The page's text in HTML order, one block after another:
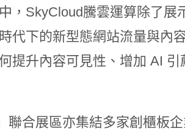
，SkyCloud騰雲運算除了
代下的新型態網站流量與內
提升內容可見性、增加 AI
聯合展區亦集結多家創櫃板